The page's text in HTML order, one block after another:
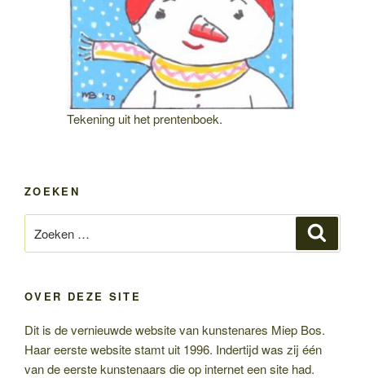
Tekening uit het prentenboek.
ZOEKEN
naar:
OVER DEZE SITE
Dit is de vernieuwde website van kunstenares Miep Bos.
Haar eerste website stamt uit 1996. Indertijd was zij één
van de eerste kunstenaars die op internet een site had.